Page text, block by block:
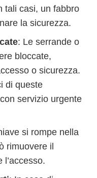
tali casi, un fabbro
la sicurezza.
: Le serrande o
bloccate,
o sicurezza.
di queste
servizio urgente
si rompe nella
rimuovere il
l’accesso.